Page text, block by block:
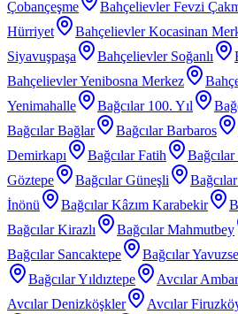
Çobançeşme
Bahçelievler Fevzi
Hürriyet
Bahçelievler Kocasinan
Siyavuşpaşa
Bahçelievler Soğanlı
Bahçelievler Yenibosna Merkez
Yenimahalle
Bağcılar 100. Yıl
Bağcılar Bağlar
Bağcılar Barbaros
Demirkapı
Bağcılar Fatih
Göztepe
Bağcılar Güneşli
İnönü
Bağcılar Kâzım Karabekir
Bağcılar Kirazlı
Bağcılar Mahmutbey
Bağcılar Sancaktepe
Bağcılar
Bağcılar Yıldıztepe
Avcılar
Avcılar Denizköşkler
Avcılar